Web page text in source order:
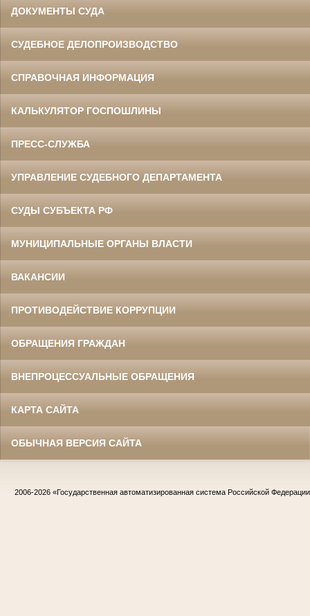
ДОКУМЕНТЫ СУДА
СУДЕБНОЕ ДЕЛОПРОИЗВОДСТВО
СПРАВОЧНАЯ ИНФОРМАЦИЯ
КАЛЬКУЛЯТОР ГОСПОШЛИНЫ
ПРЕСС-СЛУЖБА
УПРАВЛЕНИЕ СУДЕБНОГО ДЕПАРТАМЕНТА
СУДЫ СУБЪЕКТА РФ
МУНИЦИПАЛЬНЫЕ ОРГАНЫ ВЛАСТИ
ВАКАНСИИ
ПРОТИВОДЕЙСТВИЕ КОРРУПЦИИ
ОБРАЩЕНИЯ ГРАЖДАН
ВНЕПРОЦЕССУАЛЬНЫЕ ОБРАЩЕНИЯ
КАРТА САЙТА
ОБЫЧНАЯ ВЕРСИЯ САЙТА
2006-2026 «Государственная автоматизированная система Российской